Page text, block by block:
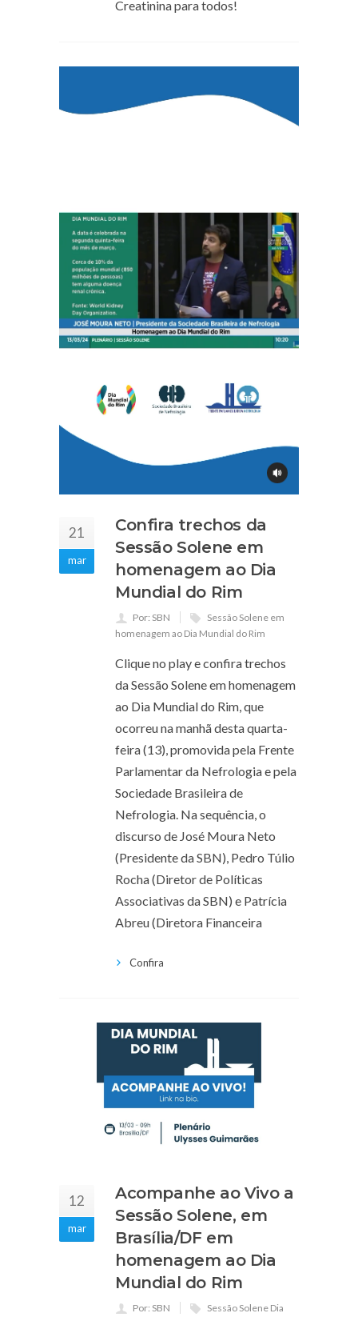
Creatinina para todos!
21
mar
Confira trechos da
Sessão Solene em
homenagem ao Dia
Mundial do Rim
Por: SBN
Sessão Solene em
homenagem ao Dia Mundial do Rim
Clique no play e confira trechos
da Sessão Solene em homenagem
ao Dia Mundial do Rim, que
ocorreu na manhã desta quarta-
feira (13), promovida pela Frente
Parlamentar da Nefrologia e pela
Sociedade Brasileira de
Nefrologia. Na sequência, o
discurso de José Moura Neto
(Presidente da SBN), Pedro Túlio
Rocha (Diretor de Políticas
Associativas da SBN) e Patrícia
Abreu (Diretora Financeira
Confira
12
mar
Acompanhe ao Vivo a
Sessão Solene, em
Brasília/DF em
homenagem ao Dia
Mundial do Rim
Por: SBN
Sessão Solene Dia